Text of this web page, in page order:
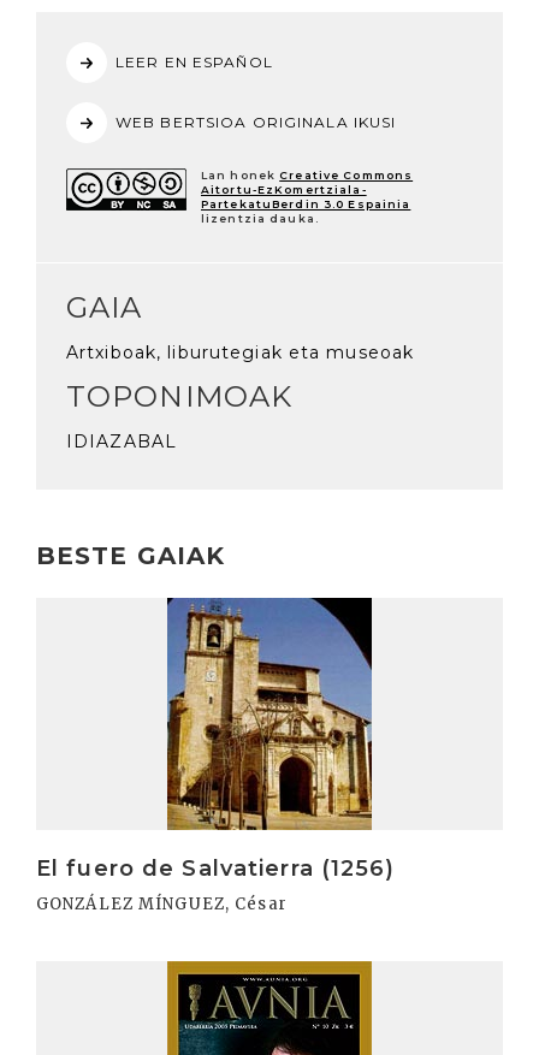
LEER EN ESPAÑOL
WEB BERTSIOA ORIGINALA IKUSI
Lan honek Creative Commons
Aitortu-EzKomertziala-
PartekatuBerdin 3.0 Espainia
lizentzia dauka.
GAIA
Artxiboak, liburutegiak eta museoak
TOPONIMOAK
IDIAZABAL
BESTE GAIAK
El fuero de Salvatierra (1256)
GONZÁLEZ MÍNGUEZ, César